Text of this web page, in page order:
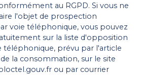
au RGPD. Si vous ne
l'objet de prospection
voie téléphonique, vous pouvez
sur la liste d'opposition
téléphonique, prévu par l'article
de la consommation, sur le site
ou par courrier